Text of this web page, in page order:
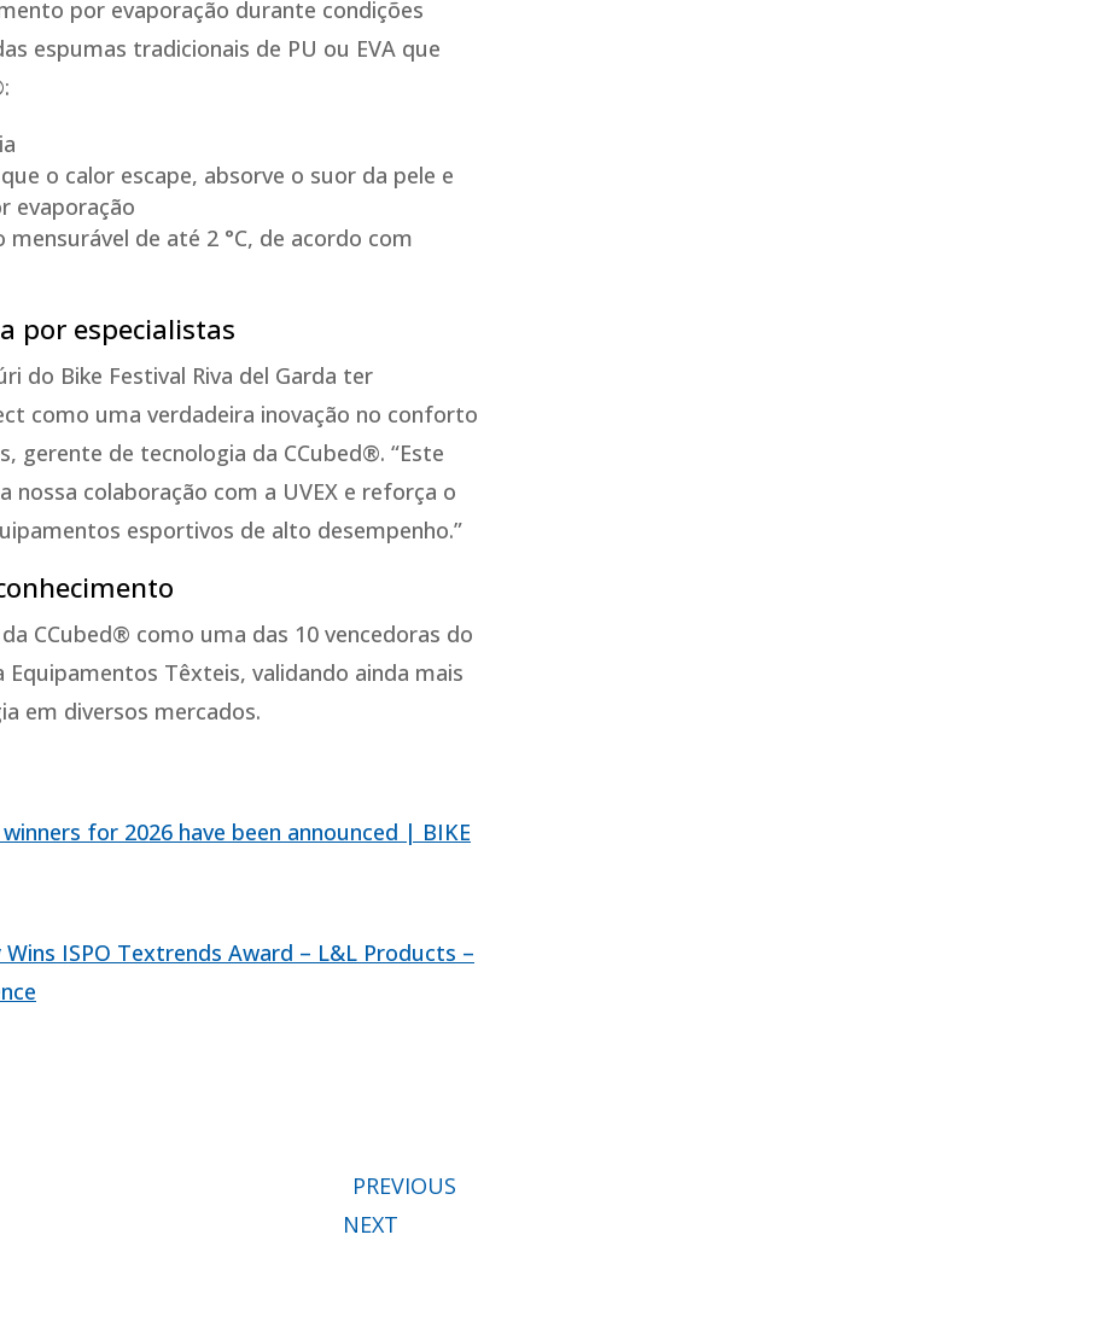
por evaporação durante condições
espumas tradicionais de PU ou EVA que
o calor escape, absorve o suor da pele e
evaporação
de até 2 °C, de acordo com
por especialistas
do Bike Festival Riva del Garda ter
como uma verdadeira inovação no conforto
gerente de tecnologia da CCubed®. “Este
colaboração com a UVEX e reforça o
esportivos de alto desempenho.”
CCubed® como uma das 10 vencedoras do
Têxteis, validando ainda mais
em diversos mercados.
for 2026 have been announced | BIKE
Wins ISPO Textrends Award – L&L Products –
PREVIOUS
NEXT